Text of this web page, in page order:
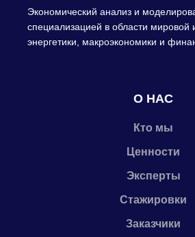
Экономический анализ и
специализацией в области мировой
энергетики, макроэкономики и
О НАС
Кто мы
Ценности
Эксперты
Стажировки
Заказчики